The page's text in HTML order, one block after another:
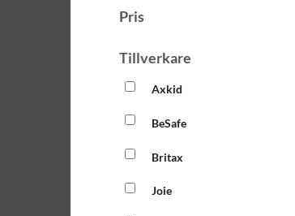
Pris
Tillverkare
Axkid
BeSafe
Britax
Joie